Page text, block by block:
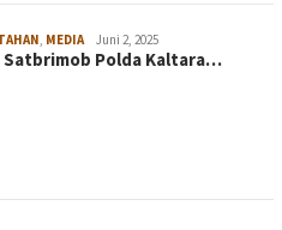
MEDIA Juni 2, 2025
Satbrimob Polda Kaltara…